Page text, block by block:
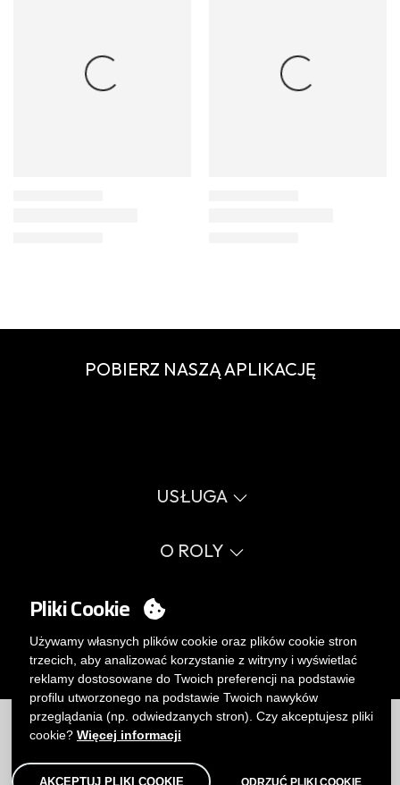
POBIERZ NASZĄ APLIKACJĘ
USŁUGA
Przewodnik po rozmiarach
Słownik
Errata katalog
O ROLY
Sprawy społeczne
Pracuj z nami
Polityka zarządzania wewnętrznego.
MY ACCOUNT
Logowanie
Chcesz stać się klientem?
WYŚLIJ E-MAIL
Ograniczenia |Polityka prywatności|Polityka Cookies|
Zrzeczenie
Pliki Cookie
Używamy własnych plików cookie oraz plików cookie stron
trzecich, aby analizować korzystanie z witryny i wyświetlać
reklamy dostosowane do Twoich preferencji na podstawie
profilu utworzonego na podstawie Twoich nawyków
przeglądania (np. odwiedzanych stron). Czy akceptujesz pliki
cookie? Więcej informacji
AKCEPTUJ PLIKI COOKIE ODRZUĆ PLIKI COOKIE